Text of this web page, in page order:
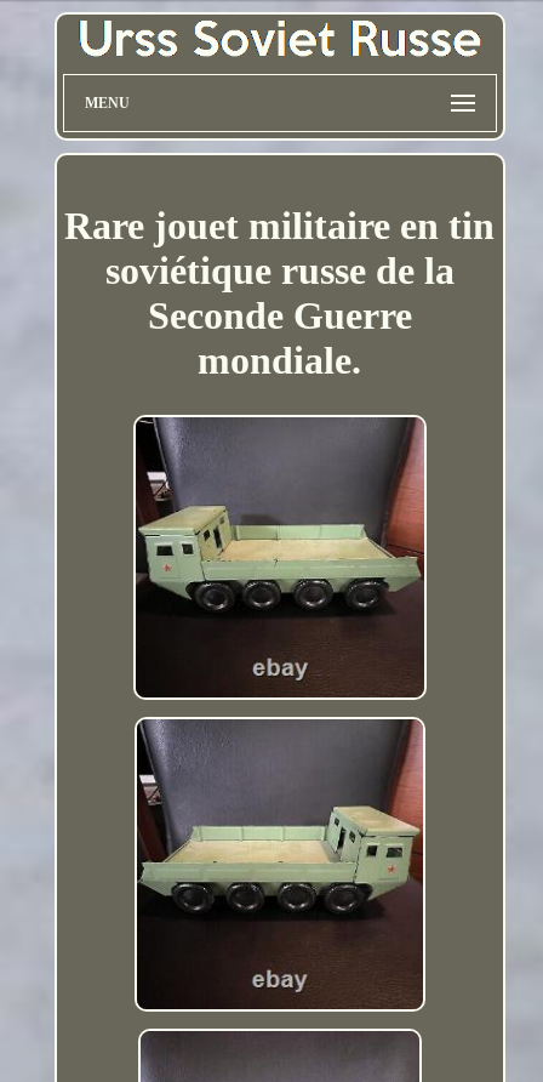
MENU
Rare jouet militaire en tin
soviétique russe de la
Seconde Guerre
mondiale.